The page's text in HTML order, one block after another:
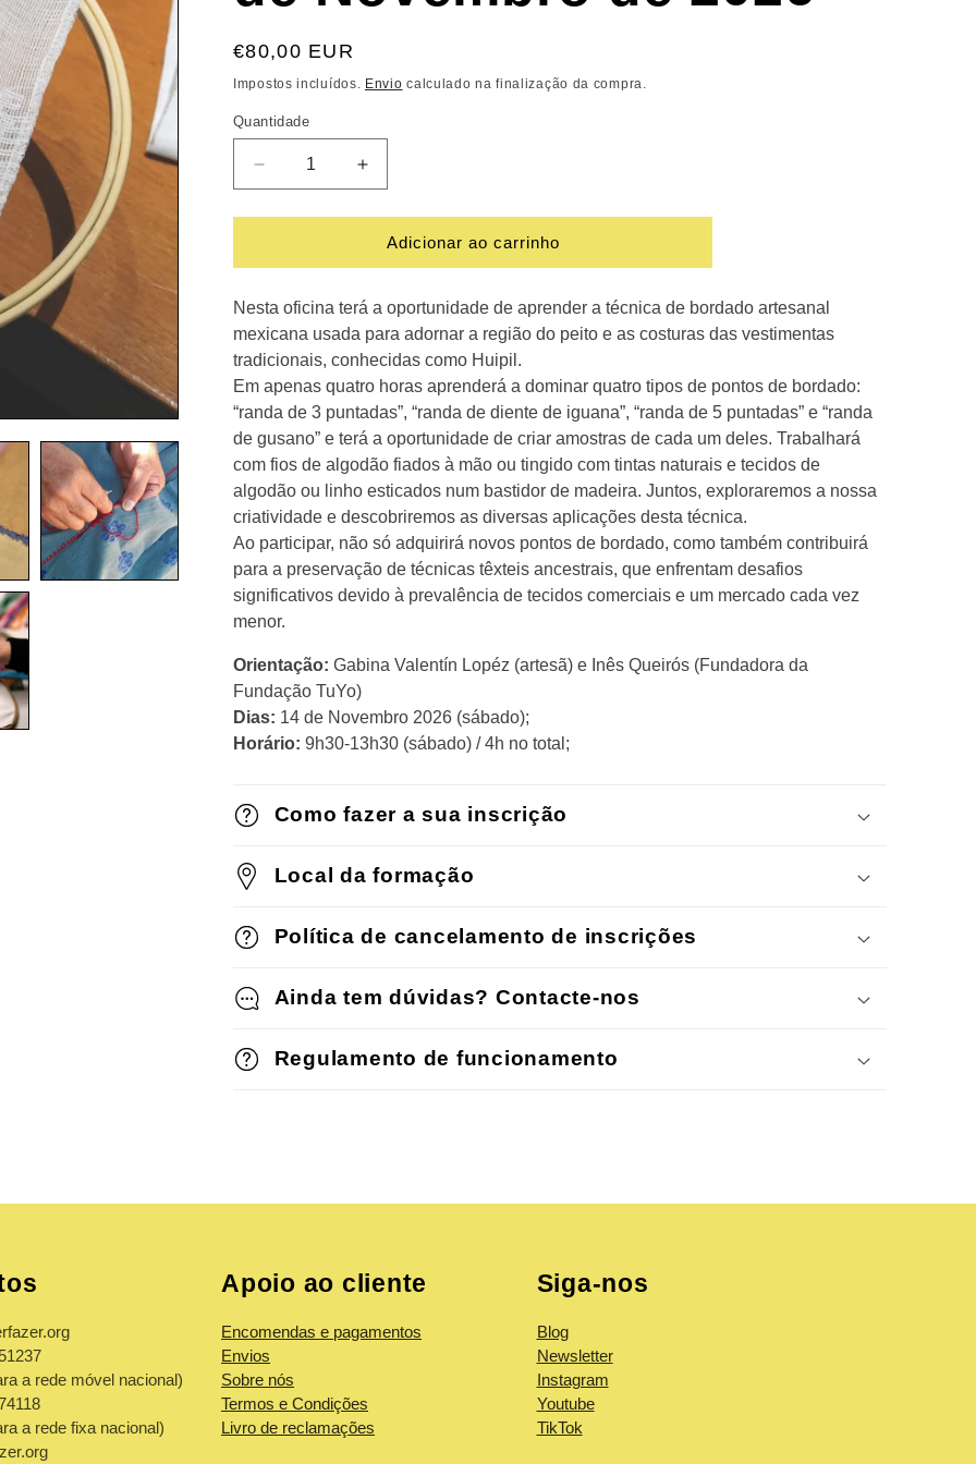
Preço
normal
€80,00 EUR
Impostos incluídos. Envio calculado na finalização da compra.
Quantidade
Diminuir
a
quantidade
Oficina
Bordado
Amuzgo
Mexicano
-
14
de
Novembro
de
2026
Aumentar
a
quantidade
Oficina
Bordado
Amuzgo
Mexicano
-
14
de
Novembro
de
2026
Adicionar ao carrinho
Nesta oficina terá a oportunidade de aprender a técnica de bordado artesanal
mexicana usada para adornar a região do peito e as costuras das vestimentas
tradicionais, conhecidas como Huipil.
Em apenas quatro horas aprenderá a dominar quatro tipos de pontos de bordado:
“randa de 3 puntadas”, “randa de diente de iguana”, “randa de 5 puntadas” e “randa
de gusano” e terá a oportunidade de criar amostras de cada um deles. Trabalhará
com fios de algodão fiados à mão ou tingido com tintas naturais e tecidos de
algodão ou linho esticados num bastidor de madeira. Juntos, exploraremos a nossa
criatividade e descobriremos as diversas aplicações desta técnica.
Ao participar, não só adquirirá novos pontos de bordado, como também contribuirá
para a preservação de técnicas têxteis ancestrais, que enfrentam desafios
significativos devido à prevalência de tecidos comerciais e um mercado cada vez
menor.
Orientação: Gabina Valentín Lopéz (artesã) e Inês Queirós (Fundadora da
Fundação TuYo)
Dias: 14 de Novembro 2026 (sábado);
Horário: 9h30-13h30 (sábado) / 4h no total;
Como fazer a sua inscrição
Local da formação
Política de cancelamento de inscrições
Ainda tem dúvidas? Contacte-nos
Regulamento de funcionamento
a rede móvel nacional)
a rede fixa nacional)
Apoio ao cliente
Encomendas e pagamentos
Envios
Sobre nós
Termos e Condições
Livro de reclamações
Siga-nos
Blog
Newsletter
Instagram
Youtube
TikTok